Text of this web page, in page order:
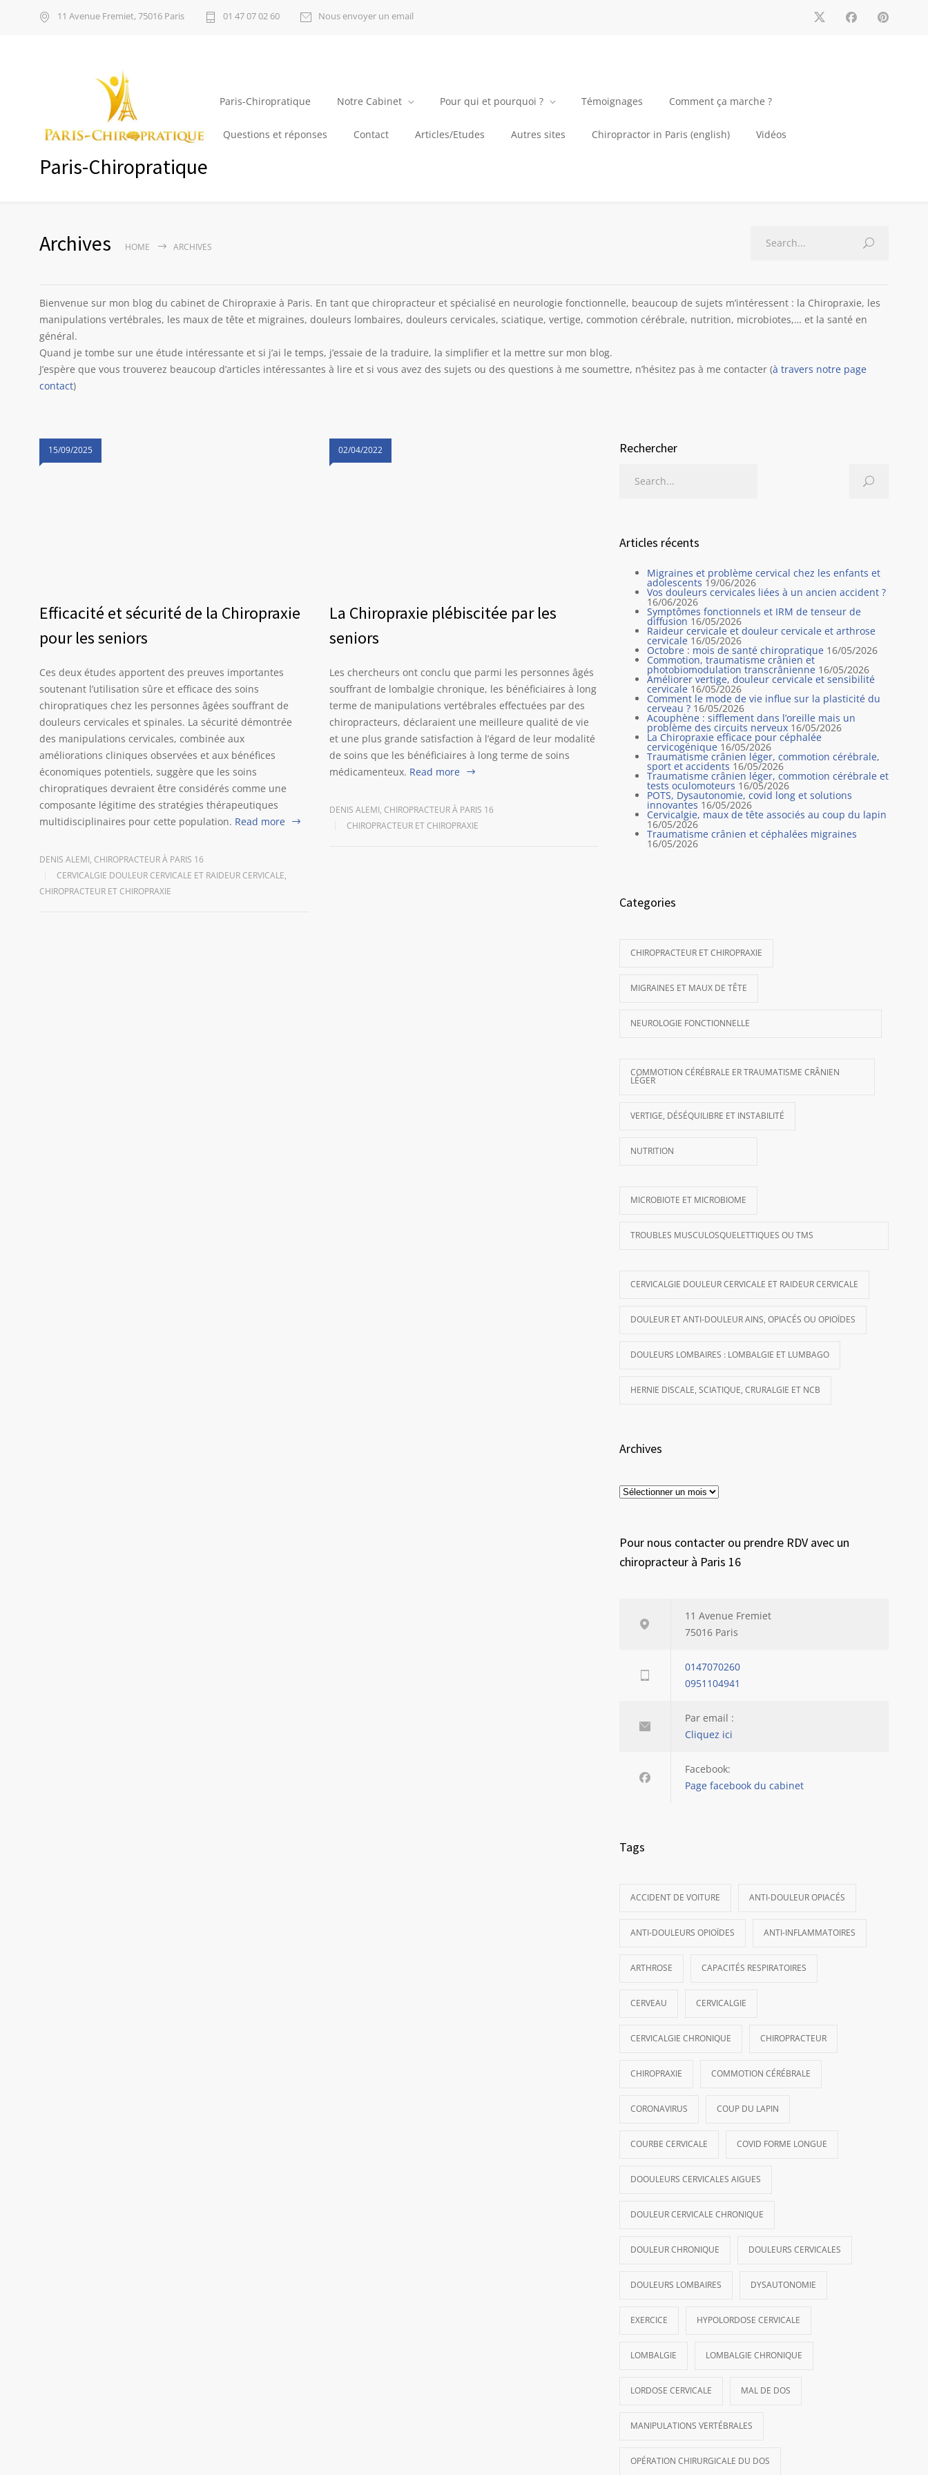
11 Avenue Fremiet, 75016 Paris 01 47 07 02 60 Nous envoyer un email
Paris-Chiropratique
Paris-Chiropratique Notre Cabinet Pour qui et pourquoi ? Témoignages Comment ça marche ?
Questions et réponses Contact Articles/Etudes Autres sites Chiropractor in Paris (english) Vidéos
Archives HOME ARCHIVES
Bienvenue sur mon blog du cabinet de Chiropraxie à Paris. En tant que chiropracteur et spécialisé en neurologie fonctionnelle, beaucoup de sujets m’intéressent : la Chiropraxie, les
manipulations vertébrales, les maux de tête et migraines, douleurs lombaires, douleurs cervicales, sciatique, vertige, commotion cérébrale, nutrition, microbiotes,… et la santé en
général.
Quand je tombe sur une étude intéressante et si j’ai le temps, j’essaie de la traduire, la simplifier et la mettre sur mon blog.
J’espère que vous trouverez beaucoup d’articles intéressantes à lire et si vous avez des sujets ou des questions à me soumettre, n’hésitez pas à me contacter (à travers notre page
contact)
15/09/2025
Efficacité et sécurité de la Chiropraxie
pour les seniors
Ces deux études apportent des preuves importantes
soutenant l’utilisation sûre et efficace des soins
chiropratiques chez les personnes âgées souffrant de
douleurs cervicales et spinales. La sécurité démontrée
des manipulations cervicales, combinée aux
améliorations cliniques observées et aux bénéfices
économiques potentiels, suggère que les soins
chiropratiques devraient être considérés comme une
composante légitime des stratégies thérapeutiques
multidisciplinaires pour cette population. Read more
DENIS ALEMI, CHIROPRACTEUR À PARIS 16
CERVICALGIE DOULEUR CERVICALE ET RAIDEUR CERVICALE,
CHIROPRACTEUR ET CHIROPRAXIE
02/04/2022
La Chiropraxie plébiscitée par les
seniors
Les chercheurs ont conclu que parmi les personnes âgés
souffrant de lombalgie chronique, les bénéficiaires à long
terme de manipulations vertébrales effectuées par des
chiropracteurs, déclaraient une meilleure qualité de vie
et une plus grande satisfaction à l’égard de leur modalité
de soins que les bénéficiaires à long terme de soins
médicamenteux. Read more
DENIS ALEMI, CHIROPRACTEUR À PARIS 16
CHIROPRACTEUR ET CHIROPRAXIE
Rechercher
Articles récents
Migraines et problème cervical chez les enfants et
adolescents 19/06/2026
Vos douleurs cervicales liées à un ancien accident ?
16/06/2026
Symptômes fonctionnels et IRM de tenseur de
diffusion 16/05/2026
Raideur cervicale et douleur cervicale et arthrose
cervicale 16/05/2026
Octobre : mois de santé chiropratique 16/05/2026
Commotion, traumatisme crânien et
photobiomodulation transcrânienne 16/05/2026
Améliorer vertige, douleur cervicale et sensibilité
cervicale 16/05/2026
Comment le mode de vie influe sur la plasticité du
cerveau ? 16/05/2026
Acouphène : sifflement dans l’oreille mais un
problème des circuits nerveux 16/05/2026
La Chiropraxie efficace pour céphalée
cervicogénique 16/05/2026
Traumatisme crânien léger, commotion cérébrale,
sport et accidents 16/05/2026
Traumatisme crânien léger, commotion cérébrale et
tests oculomoteurs 16/05/2026
POTS, Dysautonomie, covid long et solutions
innovantes 16/05/2026
Cervicalgie, maux de tête associés au coup du lapin
16/05/2026
Traumatisme crânien et céphalées migraines
16/05/2026
Categories
CHIROPRACTEUR ET CHIROPRAXIE
MIGRAINES ET MAUX DE TÊTE
NEUROLOGIE FONCTIONNELLE
COMMOTION CÉRÉBRALE ER TRAUMATISME CRÂNIEN
LÉGER
VERTIGE, DÉSÉQUILIBRE ET INSTABILITÉ
NUTRITION
MICROBIOTE ET MICROBIOME
TROUBLES MUSCULOSQUELETTIQUES OU TMS
CERVICALGIE DOULEUR CERVICALE ET RAIDEUR CERVICALE
DOULEUR ET ANTI-DOULEUR AINS, OPIACÉS OU OPIOÏDES
DOULEURS LOMBAIRES : LOMBALGIE ET LUMBAGO
HERNIE DISCALE, SCIATIQUE, CRURALGIE ET NCB
Archives
Pour nous contacter ou prendre RDV avec un
chiropracteur à Paris 16
11 Avenue Fremiet
75016 Paris
0147070260
0951104941
Par email :
Cliquez ici
Facebook:
Page facebook du cabinet
Tags
ACCIDENT DE VOITURE ANTI-DOULEUR OPIACÉS
ANTI-DOULEURS OPIOÏDES ANTI-INFLAMMATOIRES
ARTHROSE CAPACITÉS RESPIRATOIRES
CERVEAU CERVICALGIE
CERVICALGIE CHRONIQUE CHIROPRACTEUR
CHIROPRAXIE COMMOTION CÉRÉBRALE
CORONAVIRUS COUP DU LAPIN
COURBE CERVICALE COVID FORME LONGUE
DOOULEURS CERVICALES AIGUES
DOULEUR CERVICALE CHRONIQUE
DOULEUR CHRONIQUE DOULEURS CERVICALES
DOULEURS LOMBAIRES DYSAUTONOMIE
EXERCICE HYPOLORDOSE CERVICALE
LOMBALGIE LOMBALGIE CHRONIQUE
LORDOSE CERVICALE MAL DE DOS
MANIPULATIONS VERTÉBRALES
OPÉRATION CHIRURGICALE DU DOS